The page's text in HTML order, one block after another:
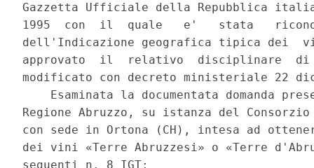
Gazzetta Ufficiale della Repubblica
1995  con  il  quale   e'   stata
dell'Indicazione geografica tipica dei
approvato  il  relativo  disciplinare  di
modificato con decreto ministeriale 22
Esaminata la documentata domanda
Regione Abruzzo, su istanza del
con sede in Ortona (CH), intesa ad
dei vini «Terre Abruzzesi» o «Terre
seguenti n. 8 IGT: